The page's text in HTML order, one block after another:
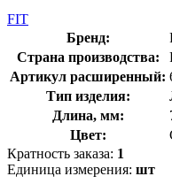
FIT
Бренд:
Страна производства:
Артикул расширенный:
Тип изделия:
Длина, мм:
Цвет:
Кратность заказа: 1
Единица измерения: шт